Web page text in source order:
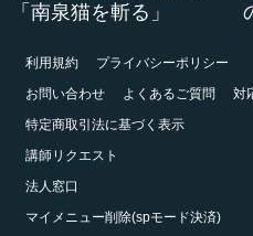
「南泉猫を斬る」
利用規約
プライバシーポリシー
お問い合わせ
よくあるご質問
対
特定商取引法に基づく表示
講師リクエスト
法人窓口
マイメニュー削除(spモード決済)